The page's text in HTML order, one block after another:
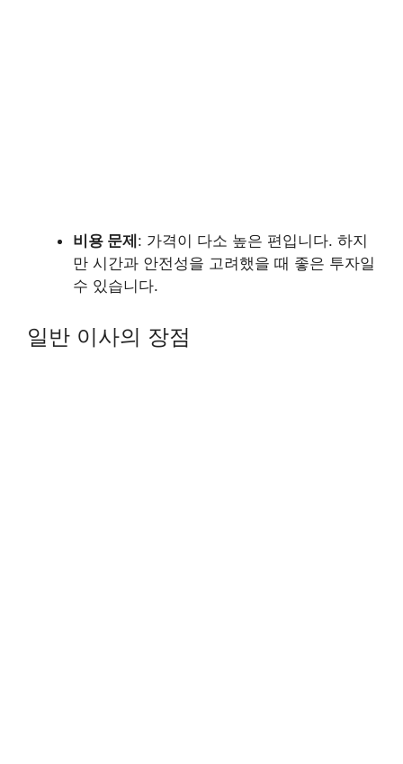
비용 문제 : 가격이 다소 높은 편입니다. 하지
만 시간과 안전성을 고려했을 때 좋은 투자일
수 있습니다.
일반 이사의 장점